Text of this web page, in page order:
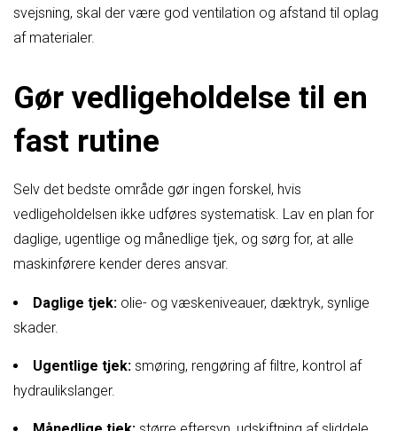
svejsning, skal der være god ventilation og afstand til oplag
af materialer.
Gør vedligeholdelse til en
fast rutine
Selv det bedste område gør ingen forskel, hvis
vedligeholdelsen ikke udføres systematisk. Lav en plan for
daglige, ugentlige og månedlige tjek, og sørg for, at alle
maskinførere kender deres ansvar.
Daglige tjek: olie- og væskeniveauer, dæktryk, synlige
skader.
Ugentlige tjek: smøring, rengøring af filtre, kontrol af
hydraulikslanger.